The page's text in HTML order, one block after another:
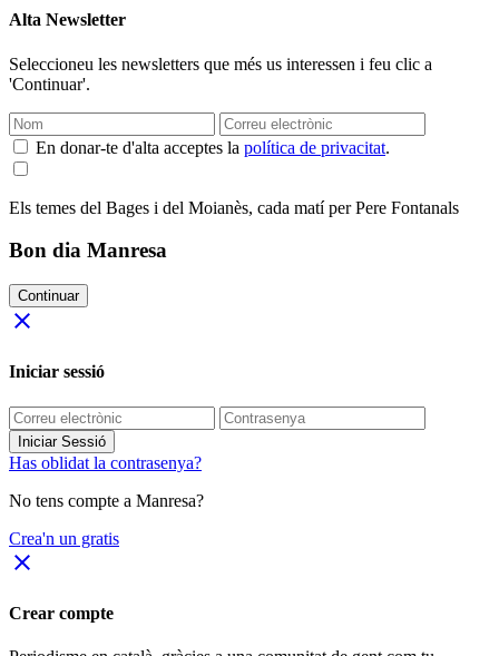
Alta Newsletter
Seleccioneu les newsletters que més us interessen i feu clic a
'Continuar'.
En donar-te d'alta acceptes la política de privacitat.
Els temes del Bages i del Moianès, cada matí per Pere Fontanals
Bon dia Manresa
Continuar
close
Iniciar sessió
Iniciar Sessió
Has oblidat la contrasenya?
No tens compte a Manresa?
Crea'n un gratis
close
Crear compte